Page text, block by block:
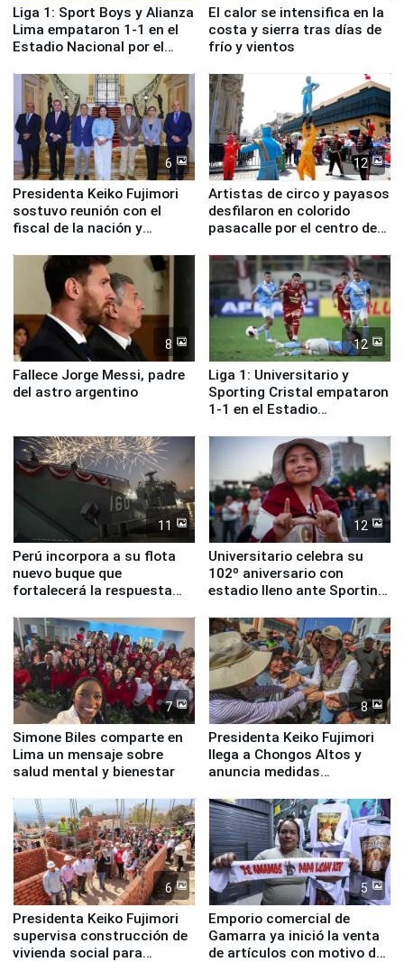
Liga 1: Sport Boys y Alianza
Lima empataron 1-1 en el
Estadio Nacional por el
El calor se intensifica en la
costa y sierra tras días de
frío y vientos
6
Presidenta Keiko Fujimori
sostuvo reunión con el
fiscal de la nación y
12
Artistas de circo y payasos
desfilaron en colorido
pasacalle por el centro de
8
Fallece Jorge Messi, padre
del astro argentino
12
Liga 1: Universitario y
Sporting Cristal empataron
1-1 en el Estadio
11
Perú incorpora a su flota
nuevo buque que
fortalecerá la respuesta
12
Universitario celebra su
102º aniversario con
estadio lleno ante Sporting
7
Simone Biles comparte en
Lima un mensaje sobre
salud mental y bienestar
8
Presidenta Keiko Fujimori
llega a Chongos Altos y
anuncia medidas
educación, salud y empleo
6
Presidenta Keiko Fujimori
supervisa construcción de
vivienda social para
5
Emporio comercial de
Gamarra ya inició la venta
de artículos con motivo de